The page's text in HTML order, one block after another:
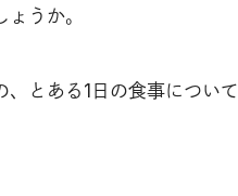
うか。
とある1日の食事につい